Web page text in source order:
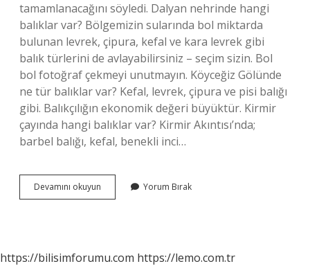
tamamlanacağını söyledi. Dalyan nehrinde hangi
balıklar var? Bölgemizin sularında bol miktarda
bulunan levrek, çipura, kefal ve kara levrek gibi
balık türlerini de avlayabilirsiniz – seçim sizin. Bol
bol fotoğraf çekmeyi unutmayın. Köyceğiz Gölünde
ne tür balıklar var? Kefal, levrek, çipura ve pisi balığı
gibi. Balıkçılığın ekonomik değeri büyüktür. Kirmir
çayında hangi balıklar var? Kirmir Akıntısı’nda;
barbel balığı, kefal, benekli inci…
Devamını okuyun Dalaman
Çayında
Yorum Bırak
https://bilisimforumu.com https://lemo.com.tr